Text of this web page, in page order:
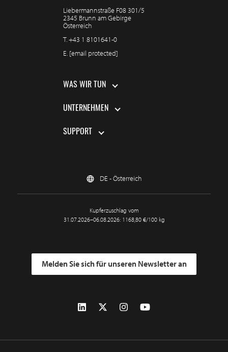
Liebermannstraße F08 301/5
2345 Brunn am Gebirge
Österreich
T.+43 1 8101641-0
E. [email protected]
WAS WIR TUN
UNTERNEHMEN
SUPPORT
DE - Österreich
Kupferzuschlag vom
31.07.2026–06.08.2026: 1168,80 €/100 kg
Melden Sie sich für unseren Newsletter an